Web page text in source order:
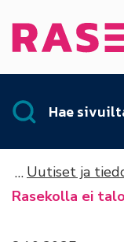
Etusivu
Hae
Uutiset ja
Rasekolla ei